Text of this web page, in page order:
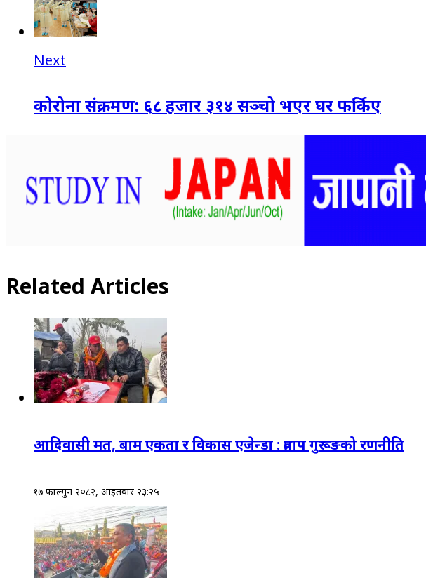
Next
कोरोना संक्रमण: ६८ हजार ३१४ सञ्चो भएर घर फर्किए
Related Articles
आदिवासी मत, बाम एकता र विकास एजेन्डा : प्रताप गुरूङको रणनीति
१७ फाल्गुन २०८२, आईतवार २३:२५